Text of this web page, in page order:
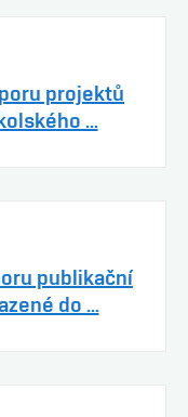
projektů
...
publikační
do ...